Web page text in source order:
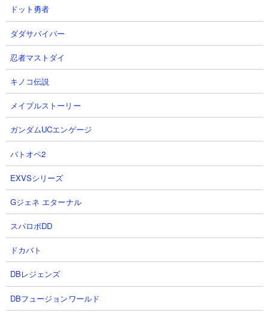
体力： 400,000
攻撃力： 30,000
KB： 400回
特殊能力： 100％の確率で古代の呪いを10秒付与
属性： 古代種
ミッドナイトナカイ
攻撃力： 23,000
ドット勇者
ダダサバイバー
忍者マストダイ
キノコ伝説
メイプルストーリー
ガンダムUCエンゲージ
バトオペ2
EXVSシリーズ
Gジェネ エターナル
スパロボDD
ドカバト
DBレジェンズ
DBフュージョンワールド